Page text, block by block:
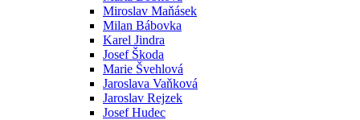
Miroslav Maňásek
Milan Bábovka
Karel Jindra
Josef Škoda
Marie Švehlová
Jaroslava Vaňková
Jaroslav Rejzek
Josef Hudec